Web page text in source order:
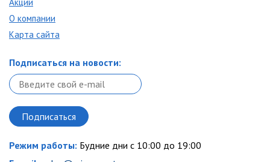
О компании
Карта сайта
Подписаться на новости:
Режим работы: Будние дни с 10:00 до 19:00